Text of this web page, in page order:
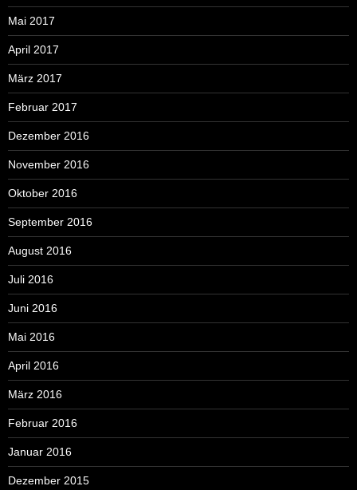
Mai 2017
April 2017
März 2017
Februar 2017
Dezember 2016
November 2016
Oktober 2016
September 2016
August 2016
Juli 2016
Juni 2016
Mai 2016
April 2016
März 2016
Februar 2016
Januar 2016
Dezember 2015